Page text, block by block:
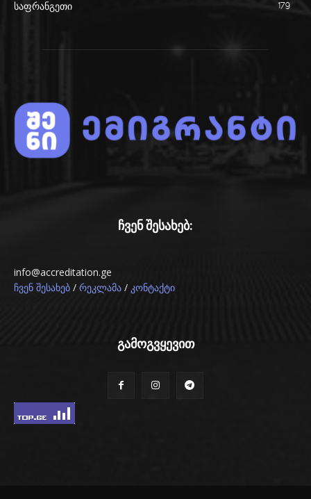
საფრანგეთი 179
ჩვენ შესახებ:
info@accreditation.ge
ჩვენ შესახებ / რეკლამა / კონტაქტი
გამოგვყევით